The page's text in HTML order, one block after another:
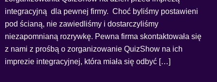
integracyjną dla pewnej firmy. Choć byliśmy postawieni
pod ścianą, nie zawiedliśmy i dostarczyliśmy
niezapomnianą rozrywkę. Pewna firma skontaktowała się
z nami z prośbą o zorganizowanie QuizShow na ich
imprezie integracyjnej, która miała się odbyć […]